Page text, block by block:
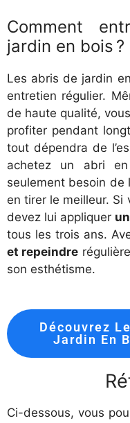
Comment
jardin en bois ?
Les abris de jardin
entretien régulier.
de haute qualité,
profiter pendant
tout dépendra de
achetez un abri
seulement besoin de
en tirer le meilleur.
devez lui appliquer
tous les trois ans.
et repeindre
son esthétisme.
Découvrez
Jardin En
Ci-dessous, vous